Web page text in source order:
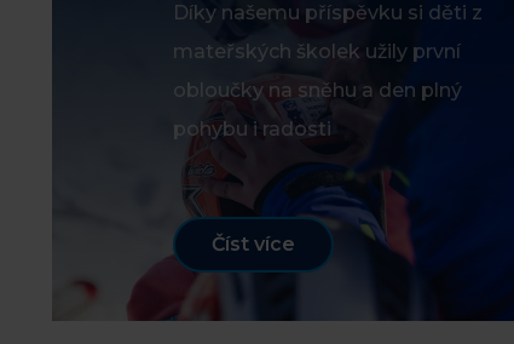
Díky našemu příspěvku si děti z
mateřských školek užily první
obloučky na sněhu a den plný
pohybu i radosti
Číst více